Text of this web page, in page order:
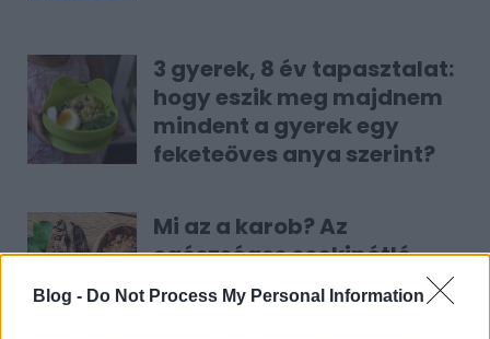
Blog - Do Not Process My Personal Information
3 gyerek, 8 év tapasztalat:
hogy eszik meg majdnem
mindent a gyerek egy
feketeöves anya szerint?
Mi az a karob? Az
egészséges csokipótló -
Kisgyerekek is nyugodtan
fogyaszthatják